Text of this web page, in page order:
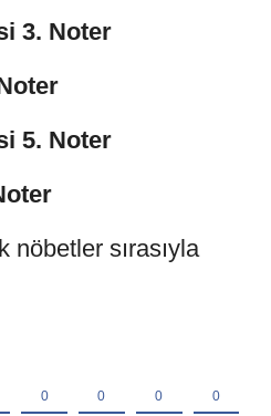
3. Noter
5. Noter
nöbetler sırasıyla